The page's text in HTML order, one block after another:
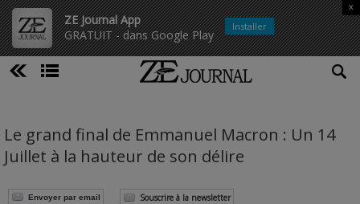
ZE Journal App
GRATUIT - dans Google Play
x
Installer
Le grand final de Emmanuel Macron : Un 14
Juillet à la hauteur de son délire
Envoyer par email Souscrire à la newsletter